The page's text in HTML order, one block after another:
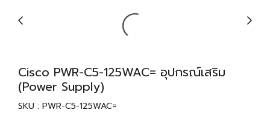
Cisco PWR-C5-125WAC= อุปกรณ์เสริม
(Power Supply)
SKU : PWR-C5-125WAC=